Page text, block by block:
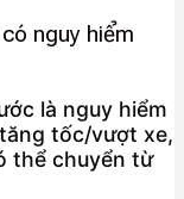
nguy hiểm
là nguy hiểm
tốc/vượt xe,
thể chuyển từ